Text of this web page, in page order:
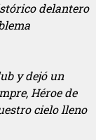
delantero
y dejó un
Héroe de
cielo lleno